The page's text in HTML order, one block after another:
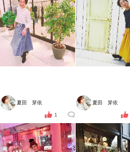
夏田 芽依
1
夏田 芽依